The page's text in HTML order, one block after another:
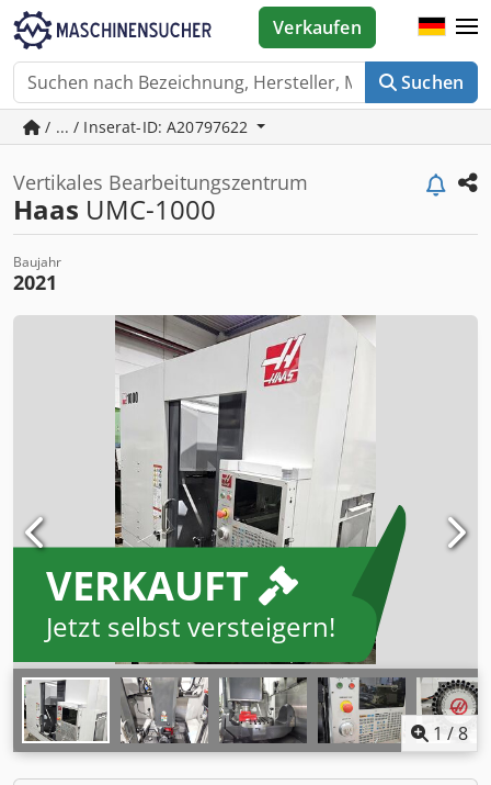
Suchen
Verkaufen
/ ... / Inserat-ID: A20797622
Vertikales Bearbeitungszentrum
Haas UMC-1000
Baujahr
2021
VERKAUFT
Jetzt selbst versteigern!
1 /8